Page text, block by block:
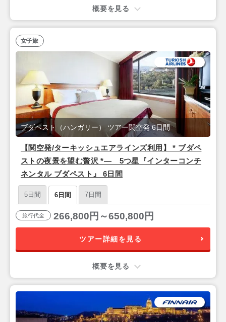
概要を見る
【関空発/ターキッシュエアラインズ利用】 * ブダペ
ストの夜景を望む贅沢 *― 5つ星『インターコンチ
ネンタル ブダペスト』 6日間
ブダペスト（ハンガリー） ツアー関空発 6日間
女子旅
5日間 6日間 7日間
旅行代金 266,800円～650,800円
ツアー詳細を見る
概要を見る